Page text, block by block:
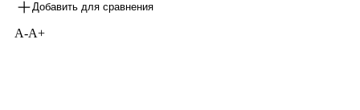
Добавить для сравнения